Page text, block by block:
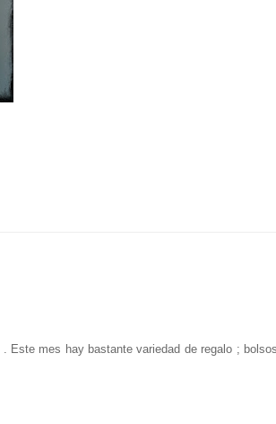
. Este mes hay bastante variedad de regalo ;